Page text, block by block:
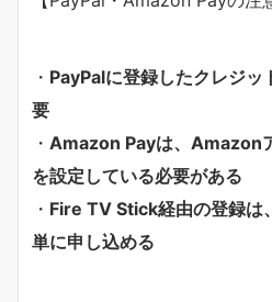
・ PayPalに登録したクレジッ
要
・ Amazon Payは、Amazon
を設定している必要がある
・ Fire TV Stick経由の登録は
単に申し込める